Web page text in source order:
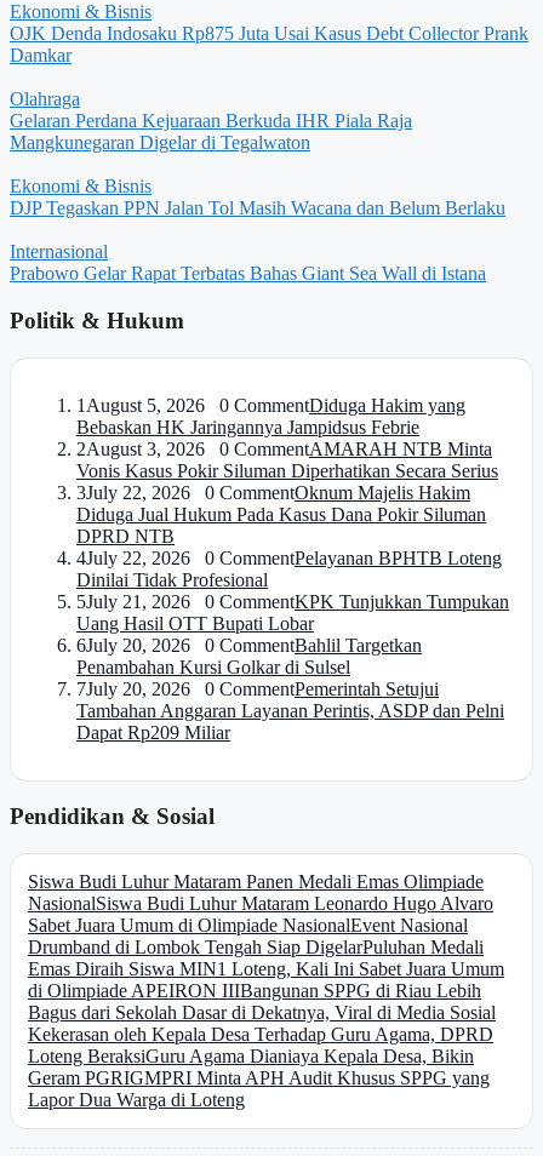
Ekonomi & Bisnis
OJK Denda Indosaku Rp875 Juta Usai Kasus Debt Collector Prank
Damkar
Olahraga
Gelaran Perdana Kejuaraan Berkuda IHR Piala Raja
Mangkunegaran Digelar di Tegalwaton
Ekonomi & Bisnis
DJP Tegaskan PPN Jalan Tol Masih Wacana dan Belum Berlaku
Internasional
Prabowo Gelar Rapat Terbatas Bahas Giant Sea Wall di Istana
Politik & Hukum
1 August 5, 2026 0 CommentDiduga Hakim yang
Bebaskan HK Jaringannya Jampidsus Febrie
2August 3, 2026 0 CommentAMARAH NTB Minta
Vonis Kasus Pokir Siluman Diperhatikan Secara Serius
3July 22, 2026 0 CommentOknum Majelis Hakim
Diduga Jual Hukum Pada Kasus Dana Pokir Siluman
DPRD NTB
4July 22, 2026 0 CommentPelayanan BPHTB Loteng
Dinilai Tidak Profesional
5July 21, 2026 0 CommentKPK Tunjukkan Tumpukan
Uang Hasil OTT Bupati Lobar
6July 20, 2026 0 CommentBahlil Targetkan
Penambahan Kursi Golkar di Sulsel
7July 20, 2026 0 CommentPemerintah Setujui
Tambahan Anggaran Layanan Perintis, ASDP dan Pelni
Dapat Rp209 Miliar
Pendidikan & Sosial
Siswa Budi Luhur Mataram Panen Medali Emas Olimpiade
NasionalSiswa Budi Luhur Mataram Leonardo Hugo Alvaro
Sabet Juara Umum di Olimpiade NasionalEvent Nasional
Drumband di Lombok Tengah Siap DigelarPuluhan Medali
Emas Diraih Siswa MIN1 Loteng, Kali Ini Sabet Juara Umum
di Olimpiade APEIRON IIIBangunan SPPG di Riau Lebih
Bagus dari Sekolah Dasar di Dekatnya, Viral di Media Sosial
Kekerasan oleh Kepala Desa Terhadap Guru Agama, DPRD
Loteng BeraksiGuru Agama Dianiaya Kepala Desa, Bikin
Geram PGRIGMPRI Minta APH Audit Khusus SPPG yang
Lapor Dua Warga di Loteng